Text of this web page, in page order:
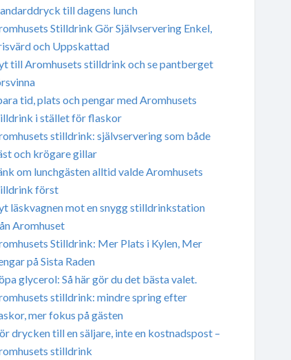
till dagens lunch
Stilldrink Gör Självservering Enkel,
och Uppskattad
till Aromhusets stilldrink och se pantberget
tid, plats och pengar med Aromhusets
i stället för flaskor
stilldrink: självservering som både
och krögare gillar
om lunchgästen alltid valde Aromhusets
först
läskvagnen mot en snygg stilldrinkstation
Aromhuset
Stilldrink: Mer Plats i Kylen, Mer
på Sista Raden
glycerol: Så här gör du det bästa valet.
stilldrink: mindre spring efter
mer fokus på gästen
drycken till en säljare, inte en kostnadspost –
stilldrink